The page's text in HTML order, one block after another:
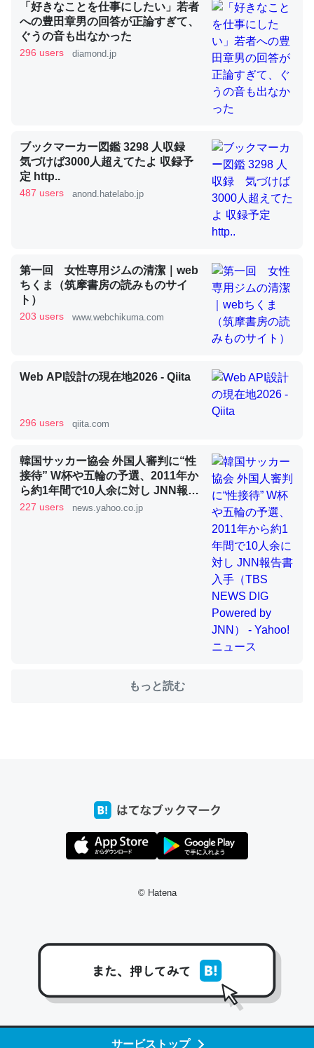
サービストップ
くらい。小説でいう「ずっと前の伏線」は回収されないけ
ど、短期記憶というには多い分量。進化すればするほど分
かりやすく強くなりそう
─GPTの仕組みと限界についての考察（１） - conceptualization
昆虫ってカルシウム少ないのか。知らんかった。調べたら
コオロギのカルシウム分はエビの600分の1程度。
─ニュース :: 【研究発表】昆虫学の大問題＝「昆虫はなぜ海にいな
論文では「淡水はカルシウムも酸素も不足してて両方に不
利だから両方が拮抗してるのでは」とあって面白い。海に
いる鋏角類（カブトガニ・ウミグモ）はカルシウムを使わ
ずキチンを強化してる筈だが、酵素が違うのか？
─ニュース :: 【研究発表】昆虫学の大問題＝「昆虫はなぜ海にいな
いのか」に関する新仮説
これを元に考えるとカルシウムを大量に使う脊椎動物と貝
類は苦労してるんだな…。腹足類だと殻を無くしてナメク
ジになったり努力してるし。
─ニュース :: 【研究発表】昆虫学の大問題＝「昆虫はなぜ海にいな
ウチもEchoを実家に置いて４年。でたまに覗いてる。ぼ
─たまにLINEするくらいだった遠方の父67歳と僕。ITツール導入で
とかSpotifyを支払う孝行もできる。一生で親と会える残
り時間を日数にすると1週間とかの人が多いそうだけど、
それを実質100倍以上に伸ばす効果があるはず……
私も3年前ぐらいに祖母の家に設置した。ポケットWifiみ
たいなのでネット環境作ったけどAlexaしか使わないので
回線代ほとんどかからないですよ。参考：
「好きなことを仕事にしたい」若者
への豊田章男の回答が正論すぎて、
ぐうの音も出なかった
296 users diamond.jp
ブックマーカー図鑑 3298 人収録
気づけば3000人超えてたよ 収録予
定 http..
487 users anond.hatelabo.jp
第一回 女性専用ジムの清潔｜web
ちくま（筑摩書房の読みものサイ
ト）
203 users www.webchikuma.com
Web API設計の現在地2026 - Qiita
296 users qiita.com
韓国サッカー協会 外国人審判に“性
接待” W杯や五輪の予選、2011年か
ら約1年間で10人余に対し JNN報告
書入手（TBS NEWS DIG Powered
227 users news.yahoo.co.jp
もっと読む
© Hatena